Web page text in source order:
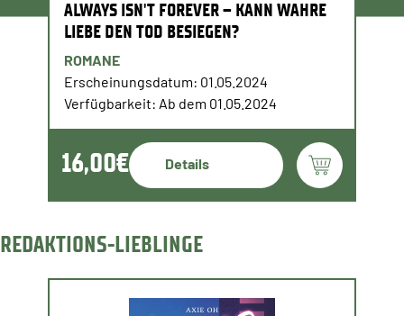
ALWAYS ISN'T FOREVER – KANN WAHRE
LIEBE DEN TOD BESIEGEN?
ROMANE
Erscheinungsdatum: 01.05.2024
Verfügbarkeit: Ab dem 01.05.2024
16,00€ Details
REDAKTIONS-LIEBLINGE